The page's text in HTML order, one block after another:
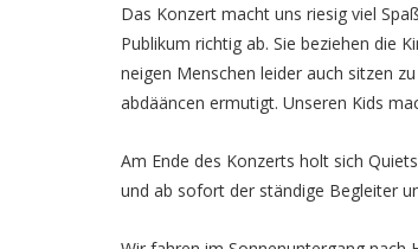
Das Konzert macht uns riesig viel
Publikum richtig ab. Sie beziehen die
neigen Menschen leider auch sitzen
abdääncen ermutigt. Unseren Kids
Am Ende des Konzerts holt sich
und ab sofort der ständige Begleiter